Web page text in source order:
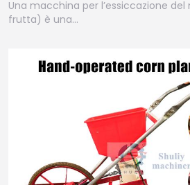
Una macchina per l’essiccazione
frutta) è una…